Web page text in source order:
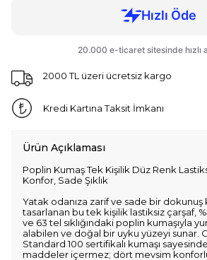
2000 TL üzeri ücretsiz kargo
Kredi Kartına Taksit İmkanı
Ürün Açıklaması
Poplin Kumaş Tek Kişilik Düz Renk
Konfor, Sade Şıklık
Yatak odanıza zarif ve sade bir dokunuş
tasarlanan bu tek kişilik lastiksiz çarşaf,
ve 63 tel sıklığındaki poplin kumaşıyla
alabilen ve doğal bir uyku yüzeyi sunar.
Standard 100 sertifikalı kumaşı
maddeler içermez; dört mevsim